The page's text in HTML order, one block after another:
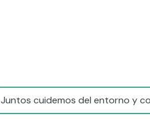
Juntos cuidemos del entorno y